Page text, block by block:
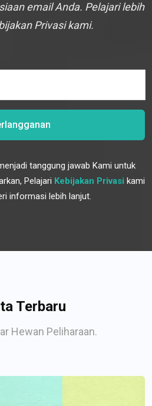
email Anda. Pelajari lebih
Privasi kami.
tanggung jawab Kami untuk
Pelajari Kebijakan Privasi kami
informasi lebih lanjut.
Terbaru
Hewan Peliharaan.